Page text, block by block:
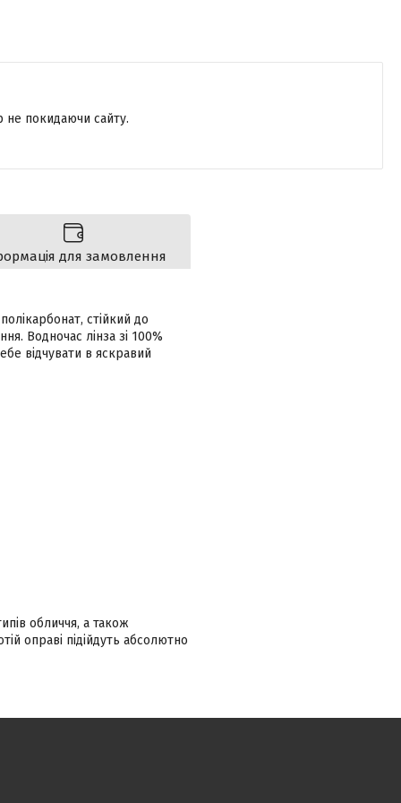
не покидаючи сайту.
для замовлення
стійкий до
Водночас лінза зі 100%
відчувати в яскравий
обличчя, а також
оправі підійдуть абсолютно